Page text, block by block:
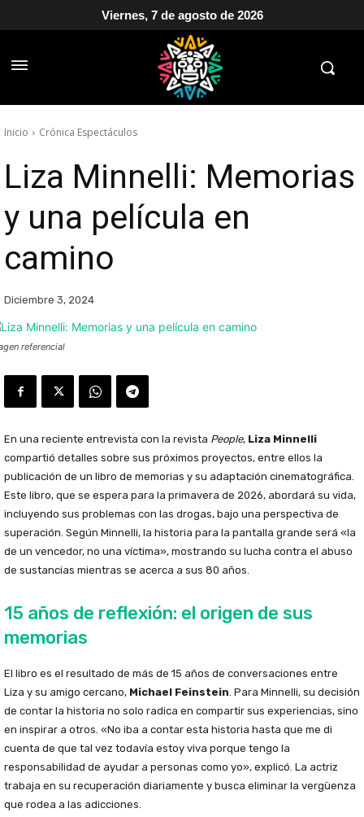
Viernes, 7 de agosto de 2026
Inicio Crónica Espectáculos
Liza Minnelli: Memorias
y una película en
camino
Diciembre 3, 2024
referencial
En una reciente entrevista con la revista People, Liza Minnelli
compartió detalles sobre sus próximos proyectos, entre ellos la
publicación de un libro de memorias y su adaptación cinematográfica.
Este libro, que se espera para la primavera de 2026, abordará su vida,
incluyendo sus problemas con las drogas, bajo una perspectiva de
superación. Según Minnelli, la historia para la pantalla grande será «la
de un vencedor, no una víctima», mostrando su lucha contra el abuso
de sustancias mientras se acerca a sus 80 años.
15 años de reflexión: el origen de sus
memorias
El libro es el resultado de más de 15 años de conversaciones entre
Liza y su amigo cercano, Michael Feinstein. Para Minnelli, su decisión
de contar la historia no solo radica en compartir sus experiencias, sino
en inspirar a otros. «No iba a contar esta historia hasta que me di
cuenta de que tal vez todavía estoy viva porque tengo la
responsabilidad de ayudar a personas como yo», explicó. La actriz
trabaja en su recuperación diariamente y busca eliminar la vergüenza
que rodea a las adicciones.